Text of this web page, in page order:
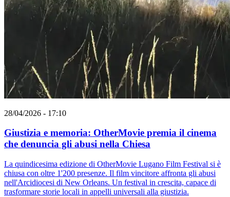
28/04/2026 - 17:10
Giustizia e memoria: OtherMovie premia il cinema
che denuncia gli abusi nella Chiesa
La quindicesima edizione di OtherMovie Lugano Film Festival si è
chiusa con oltre 1'200 presenze. Il film vincitore affronta gli abusi
nell'Arcidiocesi di New Orleans. Un festival in crescita, capace di
trasformare storie locali in appelli universali alla giustizia.